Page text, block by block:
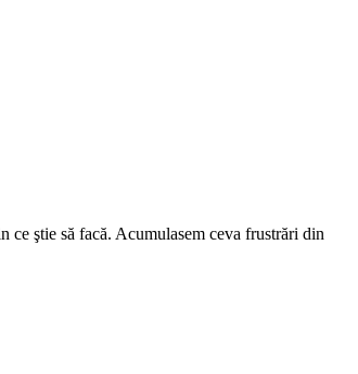
ştie să facă. Acumulasem ceva frustrări din